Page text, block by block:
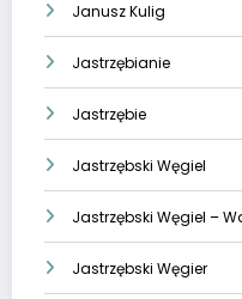
Janusz Kulig
Jastrzębianie
Jastrzębie
Jastrzębski Węgiel
Jastrzębski Węgiel –
Jastrzębski Węgier